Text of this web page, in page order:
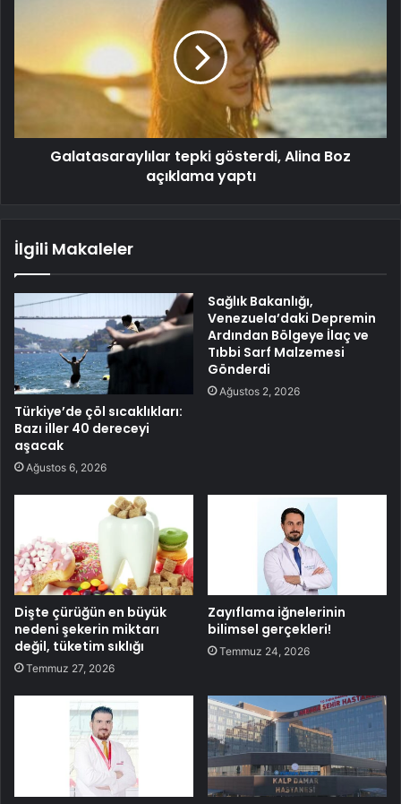
Galatasaraylılar tepki gösterdi, Alina Boz
açıklama yaptı
İlgili Makaleler
Türkiye’de çöl sıcaklıkları:
Bazı iller 40 dereceyi
aşacak
Ağustos 6, 2026
Sağlık Bakanlığı,
Venezuela’daki Depremin
Ardından Bölgeye İlaç ve
Tıbbi Sarf Malzemesi
Gönderdi
Ağustos 2, 2026
Dişte çürüğün en büyük
nedeni şekerin miktarı
değil, tüketim sıklığı
Temmuz 27, 2026
Zayıflama iğnelerinin
bilimsel gerçekleri!
Temmuz 24, 2026